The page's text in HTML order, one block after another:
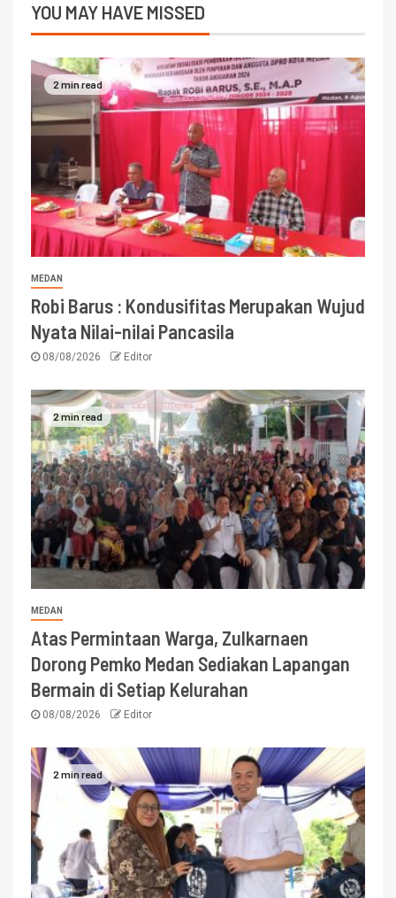
YOU MAY HAVE MISSED
2 min read
MEDAN
Robi Barus : Kondusifitas Merupakan Wujud
Nyata Nilai-nilai Pancasila
08/08/2026 Editor
2 min read
MEDAN
Atas Permintaan Warga, Zulkarnaen
Dorong Pemko Medan Sediakan Lapangan
Bermain di Setiap Kelurahan
08/08/2026 Editor
2 min read